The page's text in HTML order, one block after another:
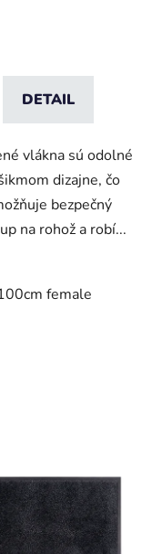
x 15.24m
DETAIL
vlákna sú odolné
dizajne, čo
bezpečný
na rohož a robí...
female